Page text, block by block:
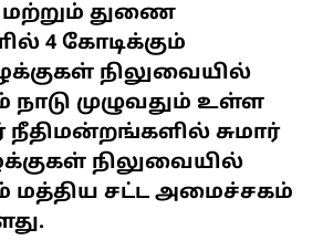
துணை
4 கோடிக்கும்
நிலுவையில்
நாடு முழுவதும் உள்ள
சுமார்
நிலுவையில்
மத்திய சட்ட அமைச்சகம்